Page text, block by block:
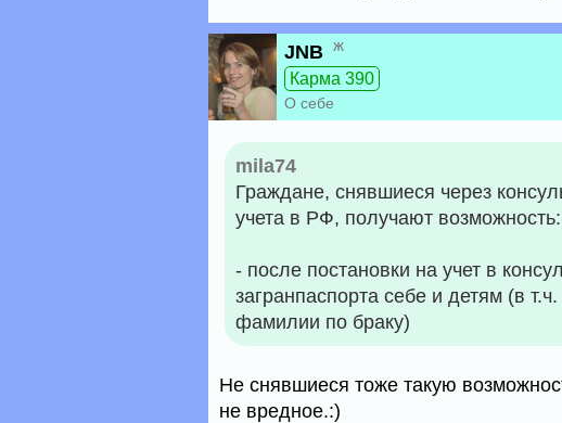
JNB ж
Карма 390
О себе
mila74
Граждане, снявшиеся через
учета в РФ, получают возможность:
- после постановки на учет в
загранпаспорта себе и детям (в
фамилии по браку)
Не снявшиеся тоже такую
не вредное.:)